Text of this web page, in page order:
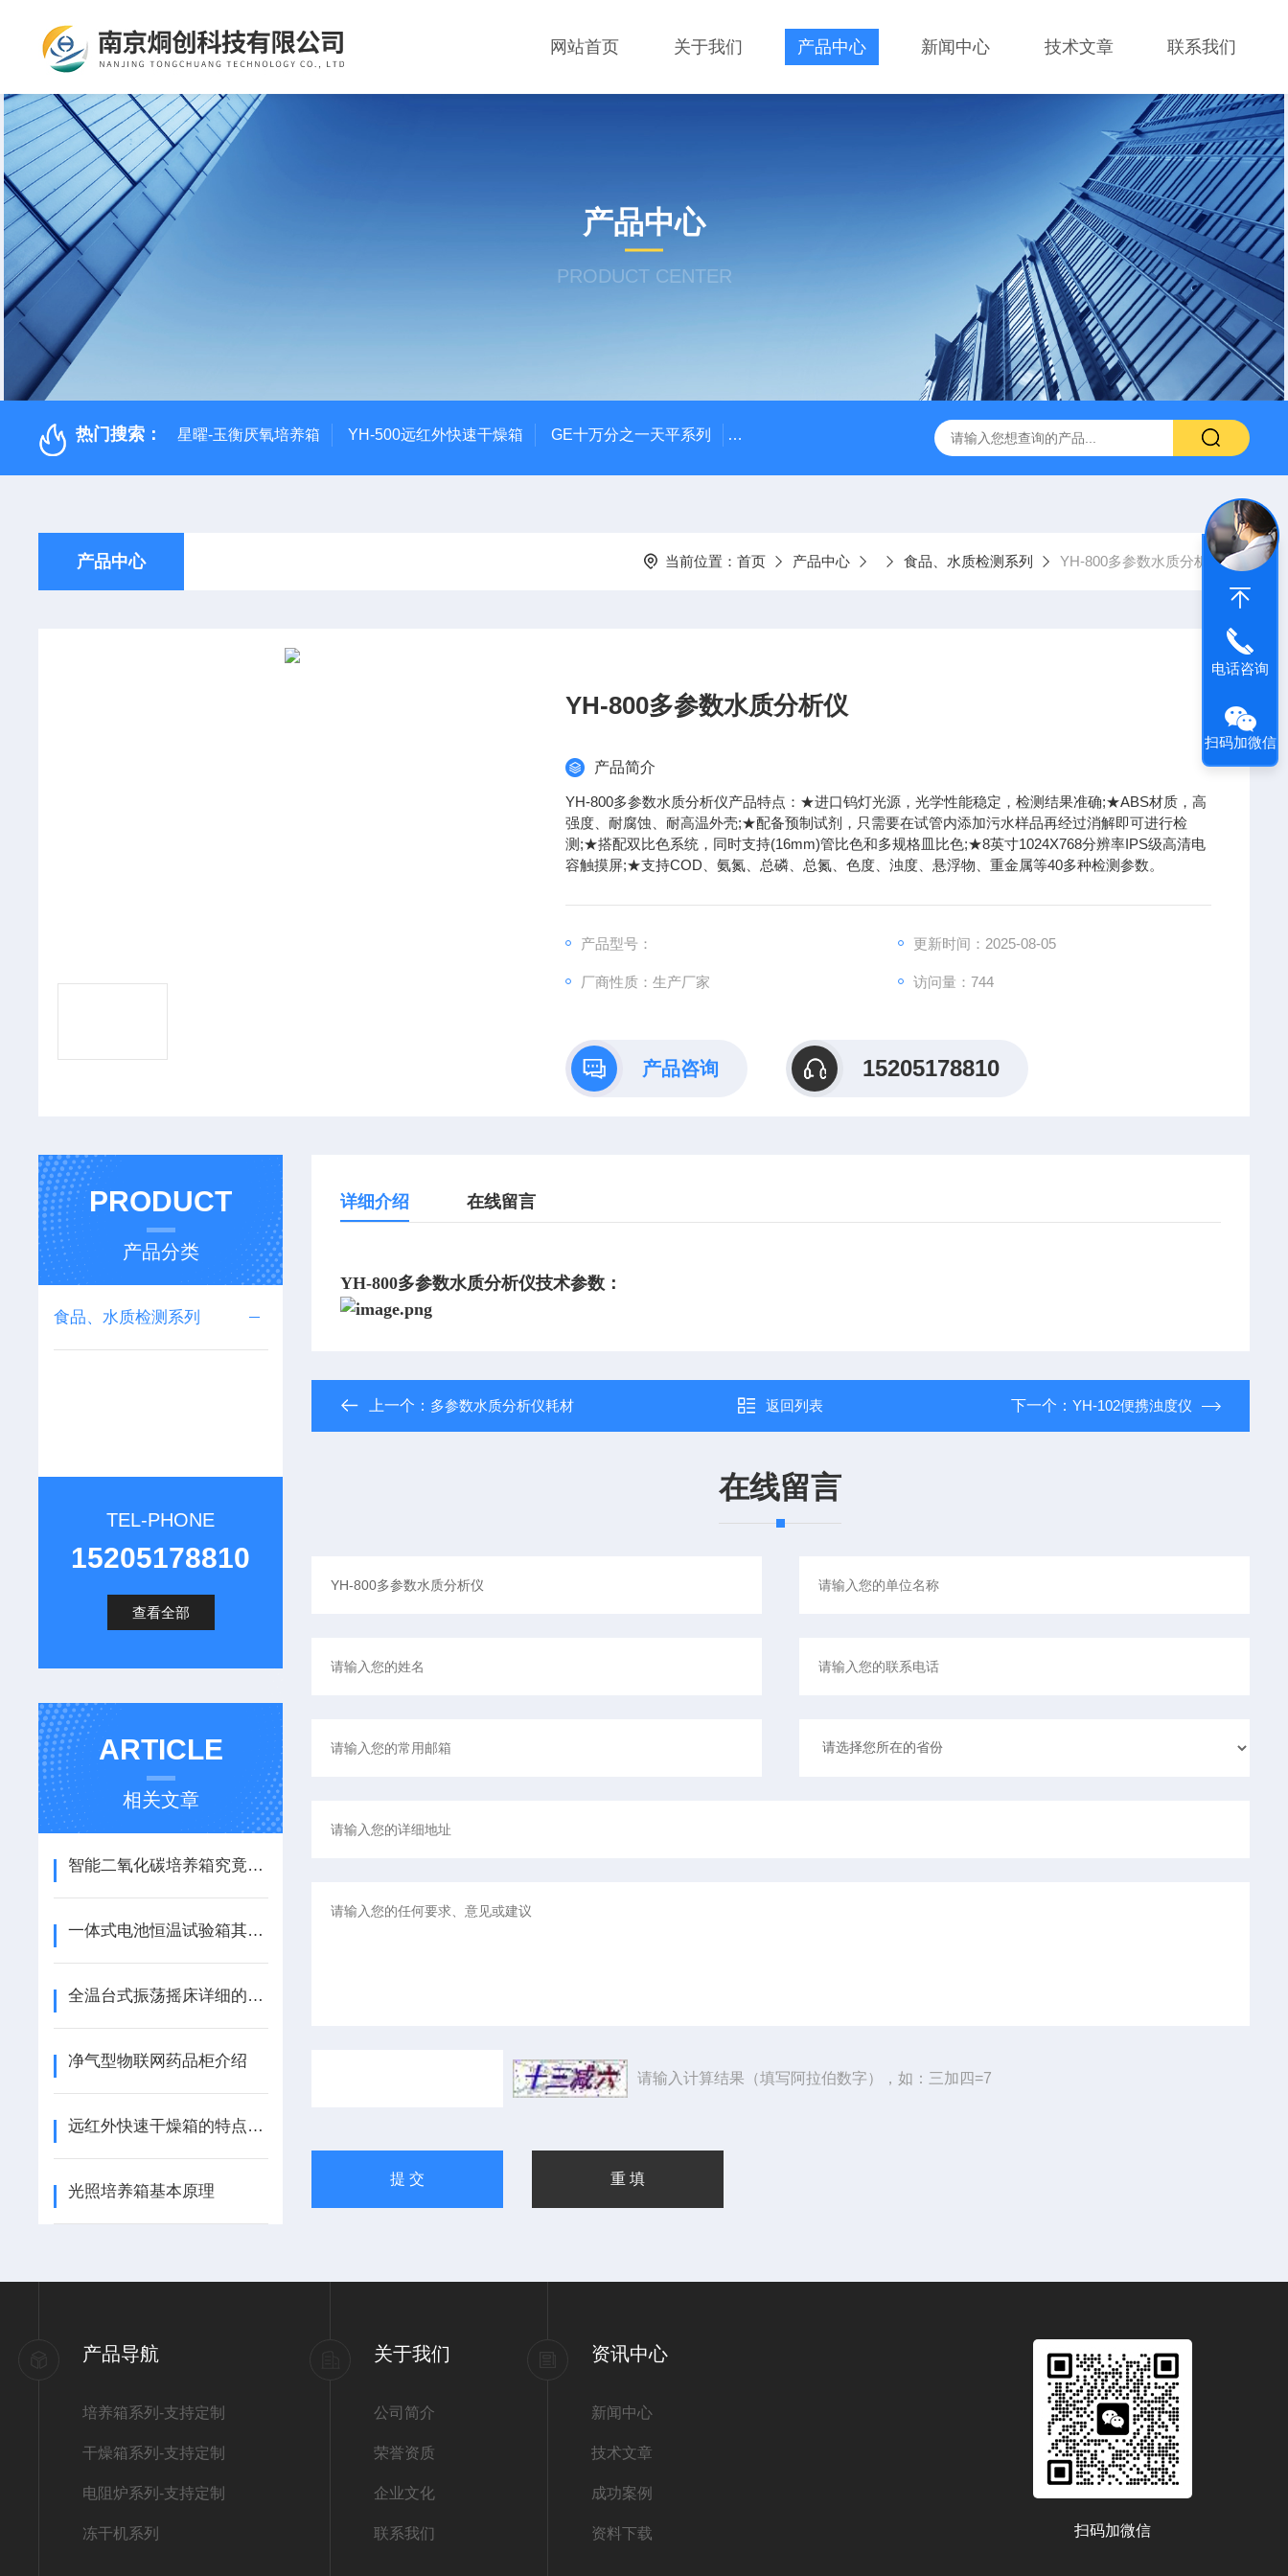
网站首页 关于我们 产品中心 新闻中心 技术文章 联系我们
产品中心
PRODUCT CENTER
热门搜索： 星曜-玉衡厌氧培养箱 YH-500远红外快速干燥箱 GE十万分之一天平系列 电池恒温测试箱 DZF-6090真空干燥箱 星曜-100Y星曜系列药品稳定性试
产品中心 当前位置： 首页 产品中心 食品、水质检测系列 YH-800多参数水质分析仪
YH-800多参数水质分析仪
产品简介
YH-800多参数水质分析仪产品特点：★进口钨灯光源，光学性能稳定，检测结果准确;★ABS材质，高
强度、耐腐蚀、耐高温外壳;★配备预制试剂，只需要在试管内添加污水样品再经过消解即可进行检
测;★搭配双比色系统，同时支持(16mm)管比色和多规格皿比色;★8英寸1024X768分辨率IPS级高清电
容触摸屏;★支持COD、氨氮、总磷、总氮、色度、浊度、悬浮物、重金属等40多种检测参数。
产品型号： 更新时间：2025-08-05
厂商性质：生产厂家 访问量：744
产品咨询 15205178810
PRODUCT
产品分类
食品、水质检测系列
TEL-PHONE
15205178810
查看全部
ARTICLE
相关文章
智能二氧化碳培养箱究竟该如何进行测定的呢？
一体式电池恒温试验箱其具体的特点是什么呢？
全温台式振荡摇床详细的操作步骤具体如下
净气型物联网药品柜介绍
远红外快速干燥箱的特点及结构组成
光照培养箱基本原理
详细介绍 在线留言
YH-800多参数水质分析仪技术参数：
上一个： 多参数水质分析仪耗材 返回列表 下一个： YH-102便携浊度仪
在线留言
请输入计算结果（填写阿拉伯数字），如：三加四=7
产品导航
培养箱系列-支持定制
干燥箱系列-支持定制
电阻炉系列-支持定制
冻干机系列
关于我们
公司简介
荣誉资质
企业文化
联系我们
资讯中心
新闻中心
技术文章
成功案例
资料下载 扫码加微信
电话咨询
扫码加微信